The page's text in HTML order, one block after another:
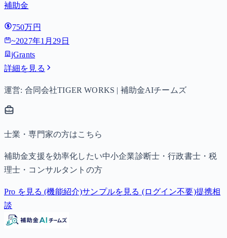
補助金
750万円
~2027年1月29日
jGrants
詳細を見る
運営: 合同会社TIGER WORKS | 補助金AIチームズ
士業・専門家の方はこちら
補助金支援を効率化したい中小企業診断士・行政書士・税
理士・コンサルタントの方
Pro を見る (機能紹介)サンプルを見る (ログイン不要)提携相
談